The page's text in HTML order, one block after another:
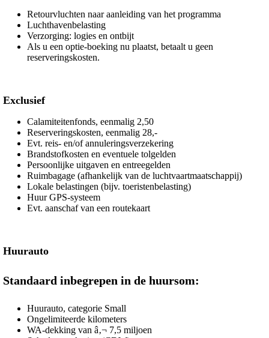
Retourvluchten naar aanleiding van het programma
Luchthavenbelasting
Verzorging: logies en ontbijt
Als u een optie-boeking nu plaatst, betaalt u geen
reserveringskosten.
Exclusief
Calamiteitenfonds, eenmalig 2,50
Reserveringskosten, eenmalig 28,-
Evt. reis- en/of annuleringsverzekering
Brandstofkosten en eventuele tolgelden
Persoonlijke uitgaven en entreegelden
Ruimbagage (afhankelijk van de luchtvaartmaatschappij)
Lokale belastingen (bijv. toeristenbelasting)
Huur GPS-systeem
Evt. aanschaf van een routekaart
Huurauto
Standaard inbegrepen in de huursom:
Huurauto, categorie Small
Ongelimiteerde kilometers
WA-dekking van â‚¬ 7,5 miljoen